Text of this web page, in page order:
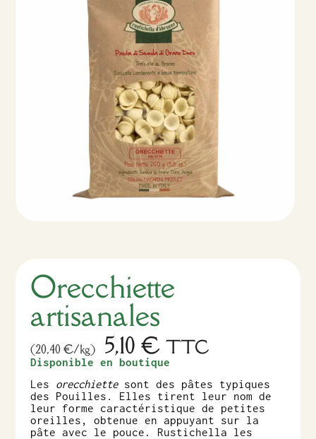
Orecchiette
artisanales
(20,40 €/kg) 5,10€ TTC
Disponible en boutique
Les orecchiettesont des pâtes typiques
des Pouilles. Elles tirent leur nom de
leur forme caractéristique de petites
oreilles, obtenue en appuyant sur la
pâte avec le pouce. Rustichella les